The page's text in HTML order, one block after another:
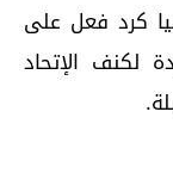
كرد فعل على
لكنف الإتحاد